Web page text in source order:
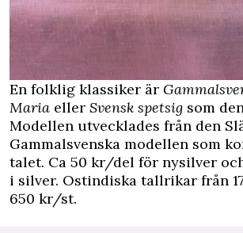
En folklig klassiker är
Maria eller Svensk spetsig som
Modellen utvecklades från den
Gammalsvenska modellen som
talet. Ca 50 kr/del för nysilver
i silver. Ostindiska tallrikar från
650 kr/st.